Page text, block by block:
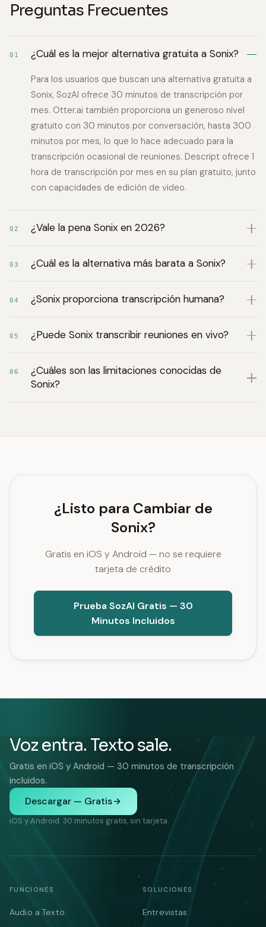
Preguntas Frecuentes
01 ¿Cuál es la mejor alternativa gratuita a Sonix?
Para los usuarios que buscan una alternativa gratuita a
Sonix, SozAI ofrece 30 minutos de transcripción por
mes. Otter.ai también proporciona un generoso nivel
gratuito con 30 minutos por conversación, hasta 300
minutos por mes, lo que lo hace adecuado para la
transcripción ocasional de reuniones. Descript ofrece 1
hora de transcripción por mes en su plan gratuito, junto
con capacidades de edición de video.
02 ¿Vale la pena Sonix en 2026?
03 ¿Cuál es la alternativa más barata a Sonix?
04 ¿Sonix proporciona transcripción humana?
05 ¿Puede Sonix transcribir reuniones en vivo?
06
¿Cuáles son las limitaciones conocidas de
Sonix?
¿Listo para Cambiar de
Sonix?
Gratis en iOS y Android — no se requiere
tarjeta de crédito
Prueba SozAI Gratis — 30
Minutos Incluidos
Voz entra. Texto sale.
Gratis en iOS y Android — 30 minutos de transcripción
incluidos.
Descargar — Gratis
iOS y Android. 30 minutos gratis, sin tarjeta.
FUNCIONES
Audio a Texto
SOLUCIONES
Entrevistas